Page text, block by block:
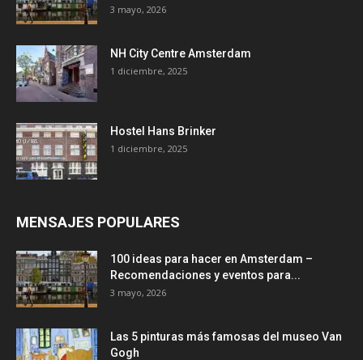
3 mayo, 2026
NH City Centre Amsterdam
1 diciembre, 2025
Hostel Hans Brinker
1 diciembre, 2025
MENSAJES POPULARES
100 ideas para hacer en Amsterdam –
Recomendaciones y eventos para...
3 mayo, 2026
Las 5 pinturas más famosas del museo Van
Gogh